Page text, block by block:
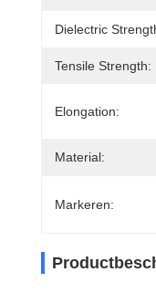
Dielectric
Tensile Strength:
Elongation:
Material:
Markeren: